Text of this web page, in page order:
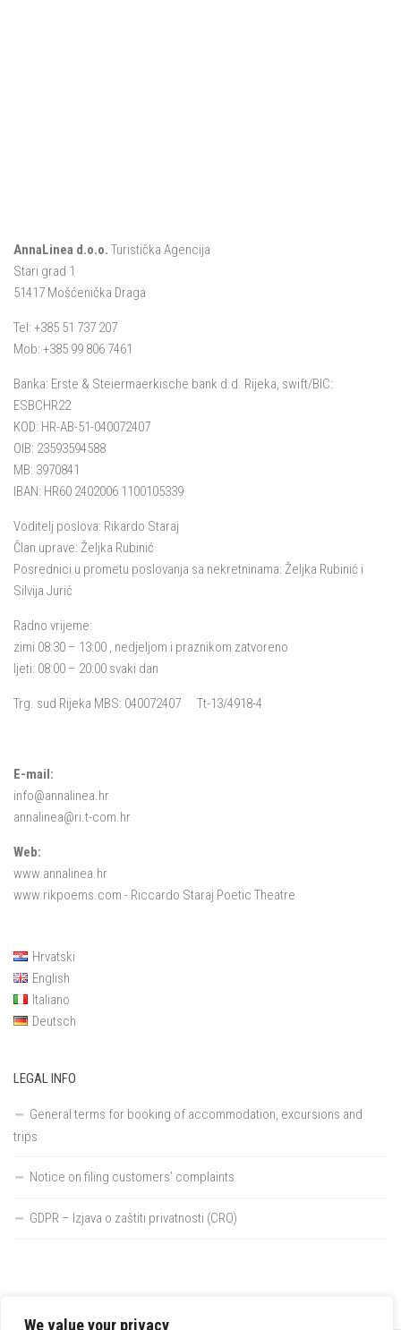
We value your privacy
AnnaLinea d.o.o. Turistička Agencija
Stari grad 1
51417 Mošćenička Draga
Tel: +385 51 737 207
Mob: +385 99 806 7461
Banka: Erste & Steiermaerkische bank d.d. Rijeka, swift/BIC:
ESBCHR22
KOD: HR-AB-51-040072407
OIB: 23593594588
MB: 3970841
IBAN: HR60 2402006 1100105339
Voditelj poslova: Rikardo Staraj
Član uprave: Željka Rubinić
Posrednici u prometu poslovanja sa nekretninama: Željka Rubinić i
Silvija Jurić
Radno vrijeme:
zimi 08:30 – 13:00 , nedjeljom i praznikom zatvoreno
ljeti: 08:00 – 20:00 svaki dan
Trg. sud Rijeka MBS: 040072407 Tt-13/4918-4
E-mail:
info@annalinea.hr
annalinea@ri.t-com.hr
Web:
www.annalinea.hr
www.rikpoems.com - Riccardo Staraj Poetic Theatre
Hrvatski
English
Italiano
Deutsch
LEGAL INFO
General terms for booking of accommodation, excursions and
trips
Notice on filing customers’ complaints
GDPR – Izjava o zaštiti privatnosti (CRO)